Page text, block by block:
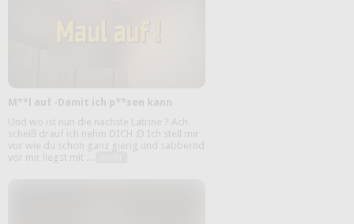
M**l auf -Damit ich p**sen kann
Und wo ist nun die nächste Latrine ? Ach
scheiß drauf ich nehm DICH :D Ich stell mir
vor wie du schon ganz gierig und sabbernd
vor mir liegst mit ...